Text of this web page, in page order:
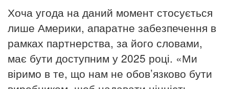
Хоча угода на даний момент стосується
лише Америки, апаратне забезпечення в
рамках партнерства, за його словами,
має бути доступним у 2025 році. «Ми
віримо в те, що нам не обов’язково бути